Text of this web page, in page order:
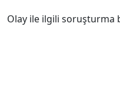
Olay ile ilgili soruşturma